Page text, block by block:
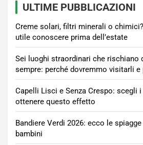
ULTIME PUBBLICAZIONI
Creme solari, filtri minerali o
utile conoscere prima dell’estate
Sei luoghi straordinari che rischiano
sempre: perché dovremmo visitarli e
Capelli Lisci e Senza Crespo: scegli
ottenere questo effetto
Bandiere Verdi 2026: ecco le
bambini